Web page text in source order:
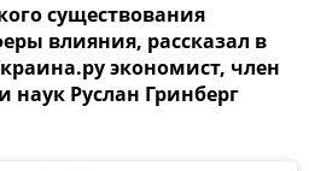
существования
влияния, рассказал в
экономист, член
наук Руслан Гринберг